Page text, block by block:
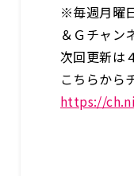
※毎週月曜
＆Ｇチャン
次回更新は
こちらから
https://